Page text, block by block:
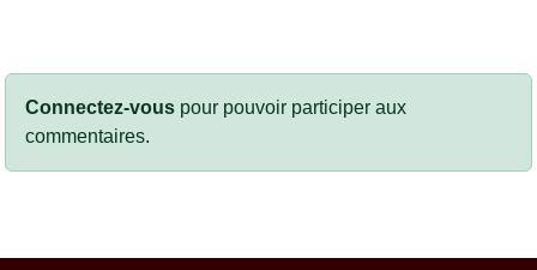
Connectez-vous pour pouvoir participer aux
commentaires.